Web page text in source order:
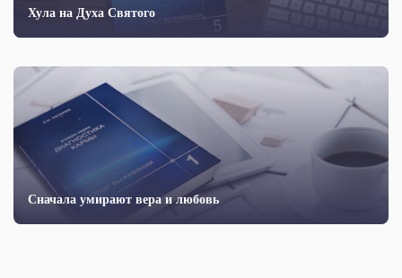
Хула на Духа Святого
Сначала умирают вера и любовь